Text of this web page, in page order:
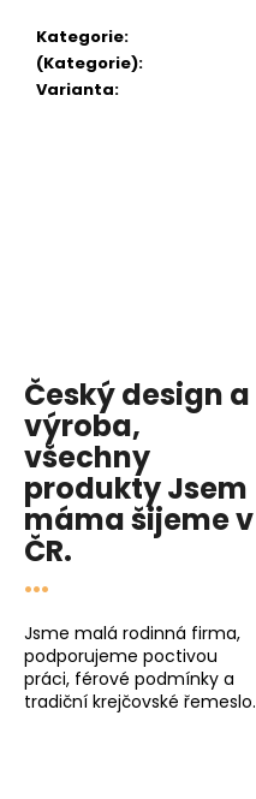
Kategorie:
(Kategorie):
Varianta:
Český design a
výroba,
všechny
produktyJsem
mámašijeme v
ČR.
...
Jsme malá rodinná firma,
podporujeme poctivou
práci, férové podmínky a
tradiční krejčovské řemeslo.